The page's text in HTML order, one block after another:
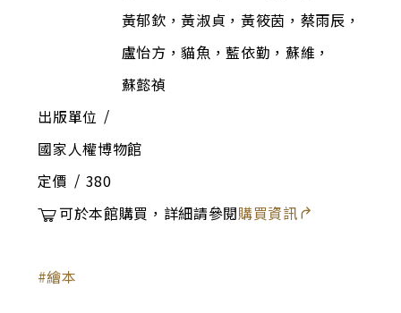
黃郁欽，黃淑貞，黃筱茵，蔡雨辰，
盧怡方，貓魚，藍依勤，蘇維，
蘇懿禎
出版單位
國家人權博物館
定價
380
可於本館購買，詳細請參閱購買資訊
繪本